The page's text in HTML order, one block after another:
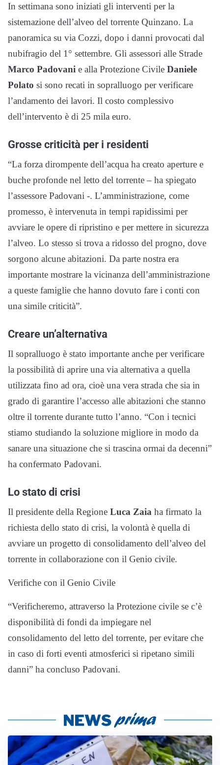
In settimana sono iniziati gli interventi per la
sistemazione dell’alveo del torrente Quinzano. La
panoramica su via Cozzi, dopo i danni provocati dal
nubifragio del 1° settembre. Gli assessori alle Strade
Marco Padovani e alla Protezione Civile Daniele
Polato si sono recati in sopralluogo per verificare
l’andamento dei lavori. Il costo complessivo
dell’intervento è di 25 mila euro.
Grosse criticità per i residenti
“La forza dirompente dell’acqua ha creato aperture e
buche profonde nel letto del torrente – ha spiegato
l’assessore Padovani -. L’amministrazione, come
promesso, è intervenuta in tempi rapidissimi per
avviare le opere di ripristino e per mettere in sicurezza
l’alveo. Lo stesso si trova a ridosso del progno, dove
sorgono alcune abitazioni. Da parte nostra era
importante mostrare la vicinanza dell’amministrazione
a queste famiglie che hanno dovuto fare i conti con
una simile criticità”.
Creare un’alternativa
Il sopralluogo è stato importante anche per verificare
la possibilità di aprire una via alternativa a quella
utilizzata fino ad ora, cioè una vera strada che sia in
grado di garantire l’accesso alle abitazioni che stanno
oltre il torrente durante tutto l’anno. “Con i tecnici
stiamo studiando la soluzione migliore in modo da
sanare una situazione che si trascina ormai da decenni”
ha confermato Padovani.
Lo stato di crisi
Il presidente della Regione Luca Zaia ha firmato la
richiesta dello stato di crisi, la volontà è quella di
avviare un progetto di consolidamento dell’alveo del
torrente in collaborazione con il Genio civile.
Verifiche con il Genio Civile
“Verificheremo, attraverso la Protezione civile se c’è
disponibilità di fondi da impiegare nel
consolidamento del letto del torrente, per evitare che
in caso di forti eventi atmosferici si ripetano simili
danni” ha concluso Padovani.